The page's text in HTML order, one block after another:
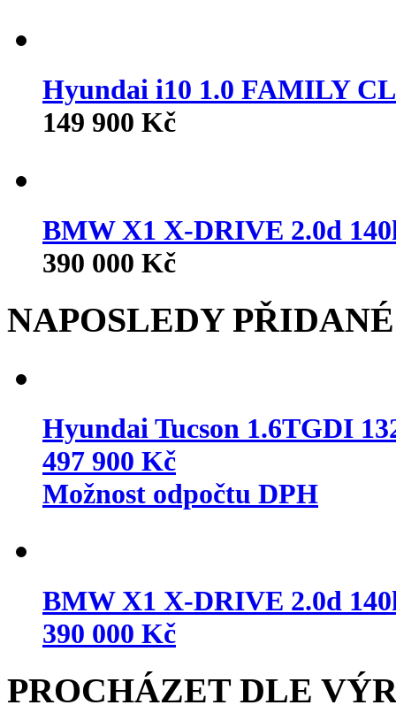
Hyundai i10 1.0 FAMILY
149 900 Kč
BMW X1 X-DRIVE 2.0d
390 000 Kč
NAPOSLEDY PŘIDANÉ
Hyundai Tucson 1.6TGDI
497 900 Kč
Možnost odpočtu DPH
BMW X1 X-DRIVE 2.0d
390 000 Kč
PROCHÁZET DLE